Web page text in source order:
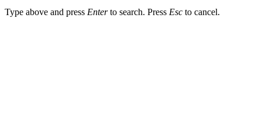
Type above and press Enterto search. Press Esc to cancel.